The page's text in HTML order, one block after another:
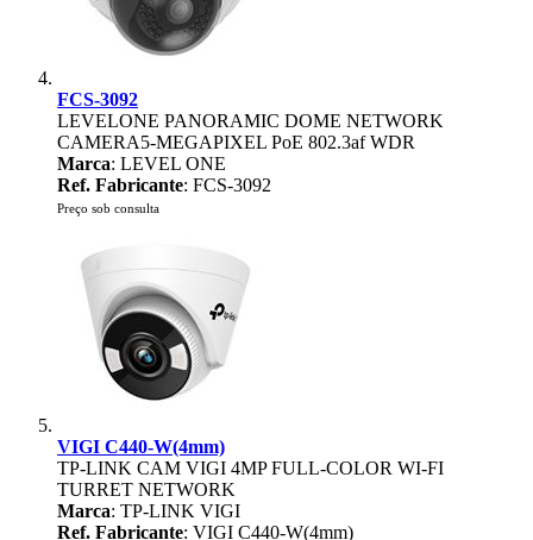
FCS-3092
LEVELONE PANORAMIC DOME NETWORK
CAMERA5-MEGAPIXEL PoE 802.3af WDR
Marca: LEVEL ONE
Ref. Fabricante: FCS-3092
Preço sob consulta
VIGI C440-W(4mm)
TP-LINK CAM VIGI 4MP FULL-COLOR WI-FI
TURRET NETWORK
Marca: TP-LINK VIGI
Ref. Fabricante: VIGI C440-W(4mm)